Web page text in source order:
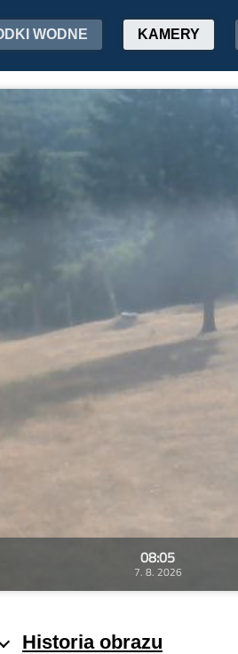
WODNE KAMERY
08:05
7. 8. 2026
Historia obrazu